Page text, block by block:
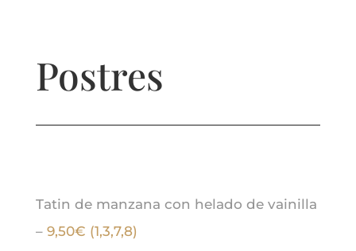
Postres
Tatin de manzana con helado de vainilla
– 9,50€ (1,3,7,8)